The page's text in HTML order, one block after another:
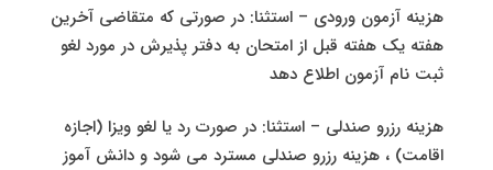
هزینه آزمون ورودی – استثنا: در صورتی که متقاضی آخرین
هفته یک هفته قبل از امتحان به دفتر پذیرش در مورد لغو
ثبت نام آزمون اطلاع دهد
هزینه رزرو صندلی – استثنا: در صورت رد یا لغو ویزا (اجازه
اقامت) ، هزینه رزرو صندلی مسترد می شود و دانش آموز